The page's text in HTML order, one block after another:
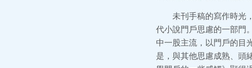
未刊手稿的寫作時光
代小說門戶思慮的一部門
中一股主流，以門戶的目
是，與其他思慮成熟、頭